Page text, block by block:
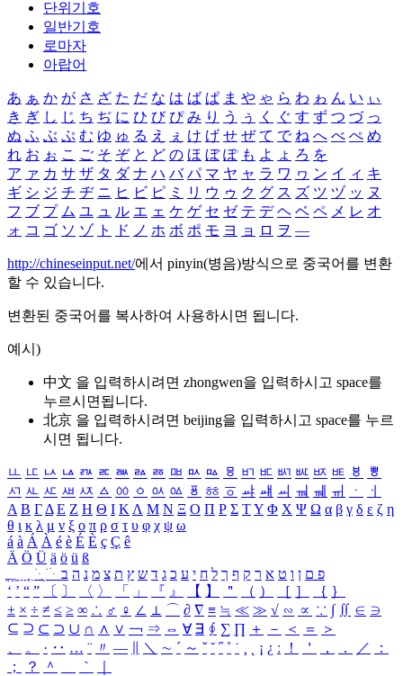
단위기호
일반기호
로마자
아랍어
あ ぁ か が さ ざ た だ な は ば ぱ ま や ゃ ら わ ゎ ん い ぃ
き ぎ し じ ち ぢ に ひ び ぴ み り う ぅ く ぐ す ず つ づ っ
ぬ ふ ぶ ぷ む ゆ ゅ る え ぇ け げ せ ぜ て で ね へ べ ぺ め
れ お ぉ こ ご そ ぞ と ど の ほ ぼ ぽ も よ ょ ろ を
ア ァ カ サ ザ タ ダ ナ ハ バ パ マ ヤ ャ ラ ワ ヮ ン イ ィ キ
ギ シ ジ チ ヂ ニ ヒ ビ ピ ミ リ ウ ゥ ク グ ス ズ ツ ヅ ッ ヌ
フ ブ プ ム ユ ュ ル エ ェ ケ ゲ セ ゼ テ デ ヘ ベ ペ メ レ オ
ォ コ ゴ ソ ゾ ト ド ノ ホ ボ ポ モ ヨ ョ ロ ヲ ―
http://chineseinput.net/에서 pinyin(병음)방식으로 중국어를 변환
할 수 있습니다.
변환된 중국어를 복사하여 사용하시면 됩니다.
예시)
中文 을 입력하시려면 zhongwen을 입력하시고 space를
누르시면됩니다.
北京 을 입력하시려면 beijing을 입력하시고 space를 누르
시면 됩니다.
ㅥ ㅦ ㅧ ㅨ ㅩ ㅪ ㅫ ㅬ ㅭ ㅮ ㅯ ㅰ ㅱ ㅲ ㅳ ㅴ ㅵ ㅶ ㅷ ㅸ
ㅹ
ㅺ ㅻ ㅼ ㅽ ㅾ ㅿ ㆀ ㆁ ㆂ ㆃ ㆄ ㆅ ㆆ ㆇ ㆈ ㆉ ㆊ ㆋ ㆌ ㆍ
ㆎ
Α Β ΓΔ Ε Ζ Η Θ Ι ΚΛ Μ Ν Ξ Ο Π Ρ Σ ΤΥ Φ Χ Ψ Ω α β γ δ ε ζ η
θ ι κ λ μ ν ξ ο π ρ σ τ υ φ χ ψ ω
á à Á À é è É È ç Ç ê
Ä Ö Ü ä ö ü ß
ִֶֹ ֻּ ׁׂ פ ם ן ו ט א ר ק ף ך ל ח י ע כ ג ד ש ץ ת צ מ נ ה ב
‘ ’ “ ” 〔 〕 〈 〉 「 」 『 』 【 】 ＂ （ ） ［ ］ ｛ ｝
± × ÷ ≠ ≤ ≥ ∞ ∴ ♂ ♀ ∠ ⊥ ⌒ ∂ ∇ ≡ ≒ ≪ ≫ √ ∽ ∝ ∵ ∫ ∬ ∈ ∋
⊆ ⊇ ⊂ ⊃ ∪ ∩ ∧ ∨ ￢ ⇒ ⇔ ∀ ∃ ∮ ∑ ∏ ＋ － ＜ ＝
＞
、
。 · ‥ … ¨ 〃 ― ＼ ∼ ´ ～ ˇ ˘ ˝ ˚ ˙ ¸ ¡ ¿ ː ！ ＇ ， ． ／
：
；
？ ＾ ｀